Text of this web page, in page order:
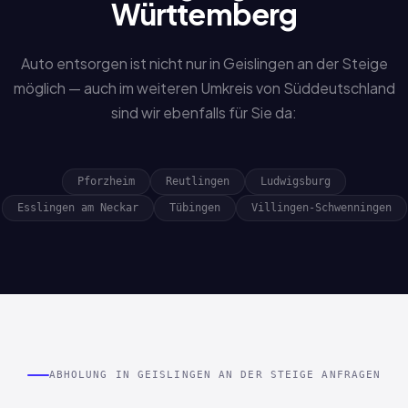
Württemberg
Auto entsorgen ist nicht nur in Geislingen an der Steige
möglich — auch im weiteren Umkreis von Süddeutschland
sind wir ebenfalls für Sie da:
Pforzheim Reutlingen Ludwigsburg
Esslingen am Neckar Tübingen Villingen-Schwenningen
ABHOLUNG IN GEISLINGEN AN DER STEIGE ANFRAGEN